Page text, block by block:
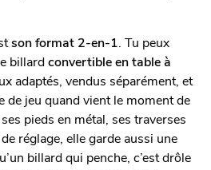
son format 2-en-1 . Tu peux
billardconvertible en table à
adaptés, vendus séparément, et
de jeu quand vient le moment de
pieds en métal, ses traverses
réglage, elle garde aussi une
billard qui penche, c’est drôle